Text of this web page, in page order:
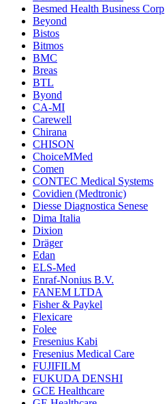
Besmed Health Business Corp
Beyond
Bistos
Bitmos
BMC
Breas
BTL
Byond
CA-MI
Carewell
Chirana
CHISON
ChoiceMMed
Comen
CONTEC Medical Systems
Covidien (Medtronic)
Diesse Diagnostica Senese
Dima Italia
Dixion
Dräger
Edan
ELS-Med
Enraf-Nonius B.V.
FANEM LTDA
Fisher & Paykel
Flexicare
Folee
Fresenius Kabi
Fresenius Medical Care
FUJIFILM
FUKUDA DENSHI
GCE Healthcare